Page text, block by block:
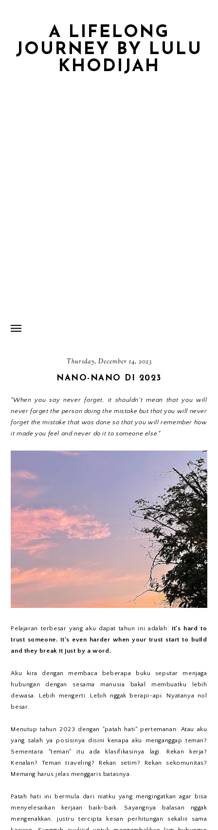
A LIFELONG
JOURNEY BY LULU
KHODIJAH
Thursday, December 14, 2023
NANO-NANO DI 2023
"When you say never forget, it shouldn't mean that you will
never forget the person doing the mistake but that you will never
forget the mistake that was done so that you will remember how
it made you feel and never do it to someone else."
Pelajaran terbesar yang aku dapat tahun ini adalah:it's hard to
trust someone. It's even harder when your trust start to build
and they break it just by a word.
Aku kira dengan membaca beberapa buku seputar menjaga
hubungan dengan sesama manusia bakal membuatku lebih
dewasa. Lebih mengerti. Lebih nggak berapi-api. Nyatanya nol
besar.
Menutup tahun 2023 dengan "patah hati" pertemanan. Atau aku
yang salah ya posisinya disini kenapa aku menganggap teman?
Sementara "teman" itu ada klasifikasinya lagi. Rekan kerja?
Kenalan? Teman traveling? Rekan setim? Rekan sekomunitas?
Memang harus jelas menggaris batasnya.
Patah hati ini bermula dari niatku yang mengingatkan agar bisa
menyelesaikan kerjaan baik-baik. Sayangnya balasan nggak
mengenakkan, justru tercipta kesan perhitungan sekaliii sama